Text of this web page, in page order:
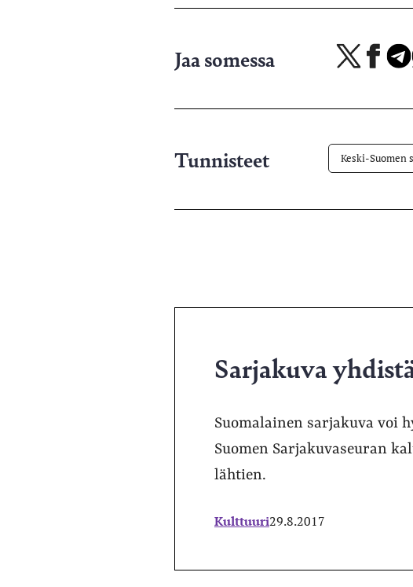
Jaa somessa
Jaa
palvelussa
Jaa Jaa
Tunnisteet Keski-Suomen
Sarjakuva
Suomalainen sarjakuva voi
Suomen Sarjakuvaseuran
lähtien.
Kulttuuri29.8.2017